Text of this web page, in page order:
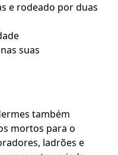
e rodeado por duas
suas
também
mortos para o
ladrões e